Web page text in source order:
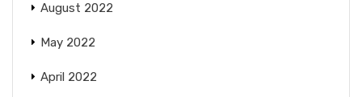
August 2022
May 2022
April 2022